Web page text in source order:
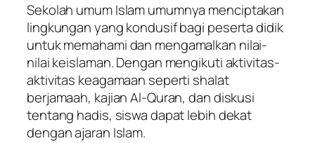
Sekolah umum Islam umumnya menciptakan
lingkungan yang kondusif bagi peserta didik
untuk memahami dan mengamalkan nilai-
nilai keislaman. Dengan mengikuti aktivitas-
aktivitas keagamaan seperti shalat
berjamaah, kajian Al-Quran, dan diskusi
tentang hadis, siswa dapat lebih dekat
dengan ajaran Islam.